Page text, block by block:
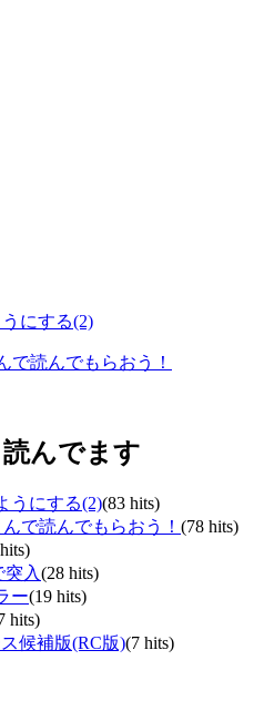
にする(2)
で読んでもらおう！
んでます
うにする(2)(83 hits)
で読んでもらおう！ (78 hits)
入(28 hits)
ー(19 hits)
hits)
候補版(RC版)(7 hits)